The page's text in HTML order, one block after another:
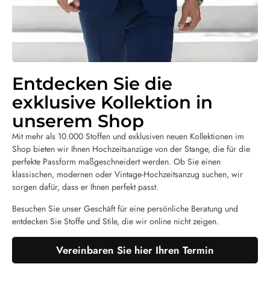
Entdecken Sie die
exklusive Kollektion in
unserem Shop
Mit mehr als 10.000 Stoffen und exklusiven neuen Kollektionen im
Shop bieten wir Ihnen Hochzeitsanzüge von der Stange, die für die
perfekte Passform maßgeschneidert werden. Ob Sie einen
klassischen, modernen oder Vintage-Hochzeitsanzug suchen, wir
sorgen dafür, dass er Ihnen perfekt passt.
Besuchen Sie unser Geschäft für eine persönliche Beratung und
entdecken Sie Stoffe und Stile, die wir online nicht zeigen.
Vereinbaren Sie hier Ihren Termin